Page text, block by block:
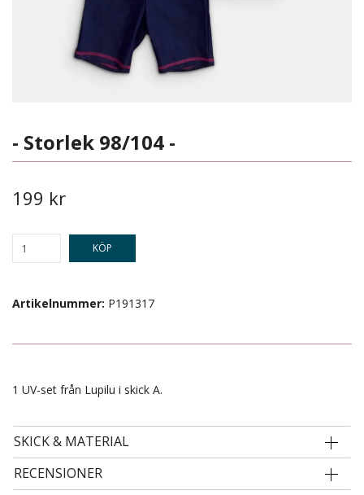
- Storlek 98/104 -
199 kr
KÖP
Artikelnummer: P191317
1 UV-set från Lupilu i skick A.
SKICK & MATERIAL
RECENSIONER